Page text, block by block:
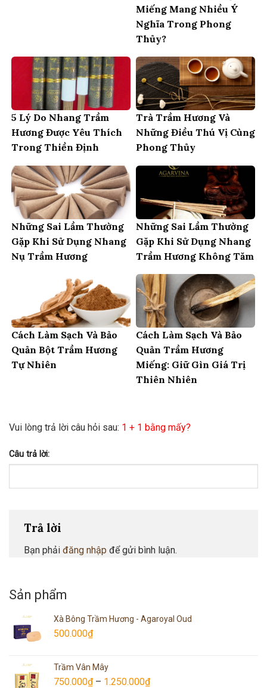
Miếng Mang Nhiều Ý
Nghĩa Trong Phong
Thủy?
5 Lý Do Nhang Trầm
Hương Được Yêu Thích
Trong Thiền Định
Trà Trầm Hương Và
Những Điều Thú Vị Cùng
Phong Thủy
Những Sai Lầm Thường
Gặp Khi Sử Dụng Nhang
Nụ Trầm Hương
Những Sai Lầm Thường
Gặp Khi Sử Dụng Nhang
Trầm Hương Không Tăm
Cách Làm Sạch Và Bảo
Quản Bột Trầm Hương
Tự Nhiên
Cách Làm Sạch Và Bảo
Quản Trầm Hương
Miếng: Giữ Gìn Giá Trị
Thiên Nhiên
Vui lòng trả lời câu hỏi sau: 1 + 1 bằng mấy?
Câu trả lời:
Trả lời
Bạn phải đăng nhập để gửi bình luận.
Sản phẩm
Xà Bông Trầm Hương - Agaroyal Oud
500.000₫
Trầm Vân Mây
750.000₫– 1.250.000₫